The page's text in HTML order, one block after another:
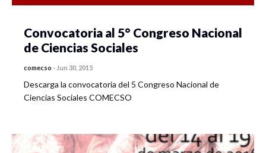
Convocatoria al 5° Congreso Nacional
de Ciencias Sociales
comecso - Jun 30, 2015
Descarga la convocatoria del 5 Congreso Nacional de
Ciencias Sociales COMECSO